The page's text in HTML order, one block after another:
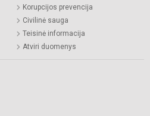
Korupcijos prevencija
Civilinė sauga
Teisinė informacija
Atviri duomenys